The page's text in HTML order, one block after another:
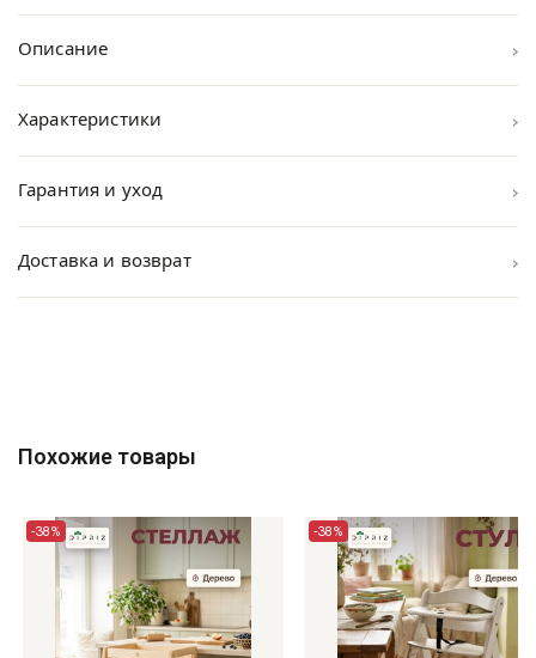
Описание ›
Характеристики ›
Гарантия и уход ›
Доставка и возврат ›
Похожие товары
-38% -38%